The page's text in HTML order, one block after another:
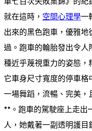
就在這時， 空間心理學一
出來的黑色跑車，優雅地
過。跑車的輪胎發出令人
種近乎蔑視重力的姿態，
它車身尺寸寬度的停車格
一場舞蹈，流暢、完美，
**。跑車的駕駛座上走出
人，她戴著一副透明護